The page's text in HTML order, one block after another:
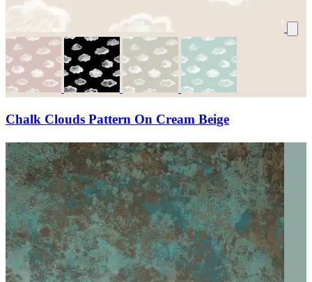
Chalk Clouds Pattern On Cream Beige